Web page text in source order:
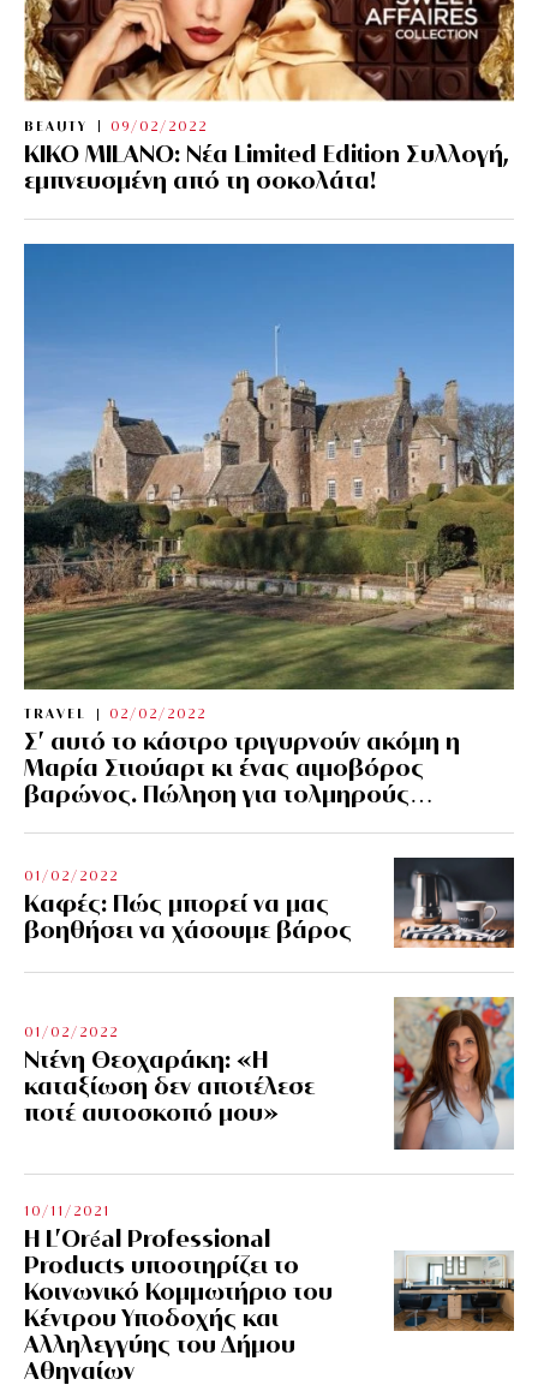
BEAUTY 09/02/2022
KIKO MILANO: Νέα Limited Edition Συλλογή,
εμπνευσμένη από τη σοκολάτα!
TRAVEL 02/02/2022
Σ’ αυτό το κάστρο τριγυρνούν ακόμη η
Μαρία Στιούαρτ κι ένας αιμοβόρος
βαρώνος. Πώληση για τολμηρούς…
01/02/2022
Kαφές: Πώς μπορεί να μας
βοηθήσει να χάσουμε βάρος
01/02/2022
Ντένη Θεοχαράκη: «Η
καταξίωση δεν αποτέλεσε
ποτέ αυτοσκοπό μου»
10/11/2021
Η L’Οréal Professional
Products υποστηρίζει το
Κοινωνικό Κομμωτήριο του
Κέντρου Υποδοχής και
Αλληλεγγύης του Δήμου
Αθηναίων